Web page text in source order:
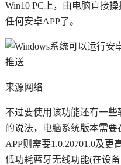
Win10 PC上，由电脑直接
任何安卓APP了。
来源网络
不过要使用该功能还有一
的说法，电脑系统版本需要
APP则需要1.0.20701.0及
低功耗蓝牙无线功能(在设